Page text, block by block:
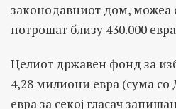
законодавниот дом, можеа
потрошат близу 430.000
Целиот државен фонд за
4,28 милиони евра (сума
евра за секој гласач